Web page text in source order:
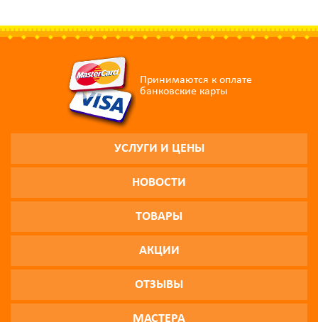
Принимаются к оплате
банковские карты
УСЛУГИ И ЦЕНЫ
НОВОСТИ
ТОВАРЫ
АКЦИИ
ОТЗЫВЫ
МАСТЕРА